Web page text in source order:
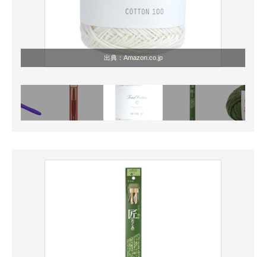
出典： Amazon.co.jp